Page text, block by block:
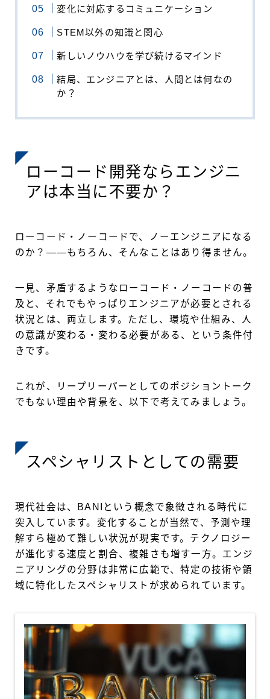
変化に対応するコミュニケーション
STEM以外の知識と関心
新しいノウハウを学び続けるマインド
結局、エンジニアとは、人間とは何なの
か？
ローコード開発ならエンジニ
アは本当に不要か？
ローコード・ノーコードで、ノーエンジニアになる
のか？——もちろん、そんなことはあり得ません。
一見、矛盾するようなローコード・ノーコードの普
及と、それでもやっぱりエンジニアが必要とされる
状況とは、両立します。ただし、環境や仕組み、人
の意識が変わる・変わる必要がある、という条件付
きです。
これが、リープリーパーとしてのポジショントーク
でもない理由や背景を、以下で考えてみましょう。
スペシャリストとしての需要
現代社会は、BANIという概念で象徴される時代に
突入しています。変化することが当然で、予測や理
解すら極めて難しい状況が現実です。テクノロジー
が進化する速度と割合、複雑さも増す一方。エンジ
ニアリングの分野は非常に広範で、特定の技術や領
域に特化したスペシャリストが求められています。